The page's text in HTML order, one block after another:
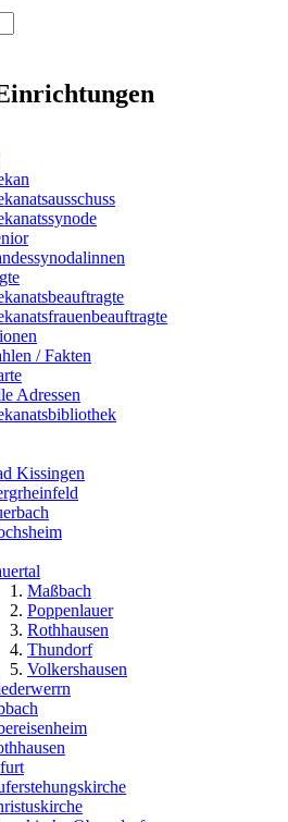
/ Fakten
Adressen
Kissingen
Maßbach
Poppenlauer
Rothhausen
Thundorf
Volkershausen